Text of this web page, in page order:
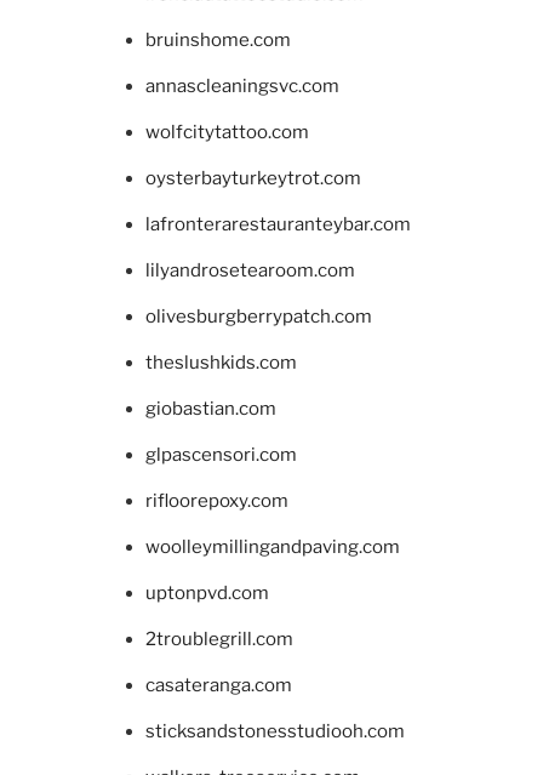
bruinshome.com
annascleaningsvc.com
wolfcitytattoo.com
oysterbayturkeytrot.com
lafronterarestauranteybar.com
lilyandrosetearoom.com
olivesburgberrypatch.com
theslushkids.com
giobastian.com
glpascensori.com
rifloorepoxy.com
woolleymillingandpaving.com
uptonpvd.com
2troublegrill.com
casateranga.com
sticksandstonesstudiooh.com